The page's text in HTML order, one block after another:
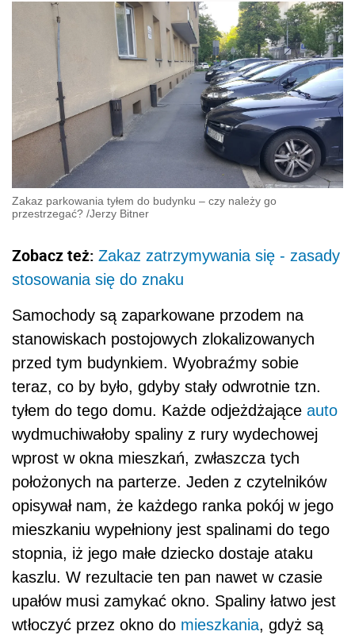
Zakaz parkowania tyłem do budynku – czy należy go
przestrzegać? /Jerzy Bitner
Zobacz też: Zakaz zatrzymywania się - zasady
stosowania się do znaku
Samochody są zaparkowane przodem na
stanowiskach postojowych zlokalizowanych
przed tym budynkiem. Wyobraźmy sobie
teraz, co by było, gdyby stały odwrotnie tzn.
tyłem do tego domu. Każde odjeżdżające auto
wydmuchiwałoby spaliny z rury wydechowej
wprost w okna mieszkań, zwłaszcza tych
położonych na parterze. Jeden z czytelników
opisywał nam, że każdego ranka pokój w jego
mieszkaniu wypełniony jest spalinami do tego
stopnia, iż jego małe dziecko dostaje ataku
kaszlu. W rezultacie ten pan nawet w czasie
upałów musi zamykać okno. Spaliny łatwo jest
wtłoczyć przez okno do mieszkania, gdyż są